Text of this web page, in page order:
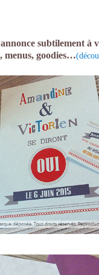
subtilement à
menus, goodies…